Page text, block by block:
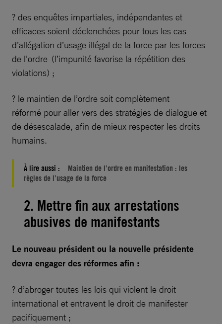
? des enquêtes impartiales, indépendantes et
efficaces soient déclenchées pour tous les cas
d’allégation d’usage illégal de la force par les forces
de l’ordre (l’impunité favorise la répétition des
violations) ;
? le maintien de l’ordre soit complètement
réformé pour aller vers des stratégies de dialogue et
de désescalade, afin de mieux respecter les droits
humains.
À lire aussi :
Maintien de l’ordre en manifestation : les
règles de l’usage de la force
2. Mettre fin aux arrestations
abusives de manifestants
Le nouveau président ou la nouvelle présidente
devra engager des réformes afin :
? d’abroger toutes les lois qui violent le droit
international et entravent le droit de manifester
pacifiquement ;